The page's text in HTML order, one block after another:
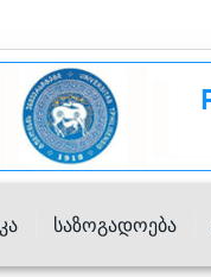
Საზოგადოება